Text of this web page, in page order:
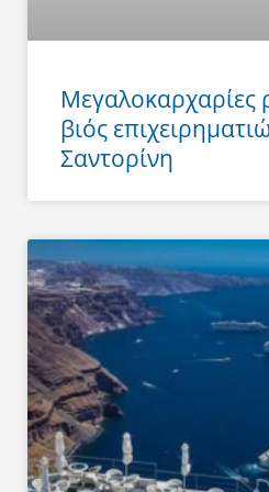
Μεγαλοκαρχαρίες
βιός
Σαντορίνη